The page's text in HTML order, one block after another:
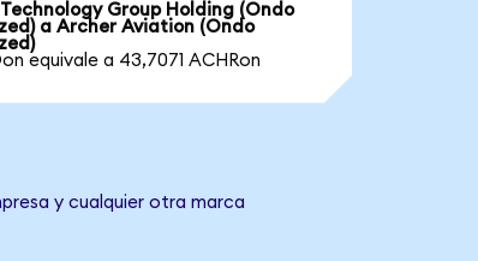
Group Holding (Ondo
a Archer Aviation (Ondo
equivale a 43,7071 ACHRon
y cualquier otra marca